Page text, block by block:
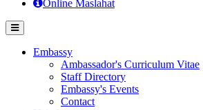
Online Maslahat
Embassy
Ambassador's Curriculum Vitae
Staff Directory
Embassy's Events
Contact